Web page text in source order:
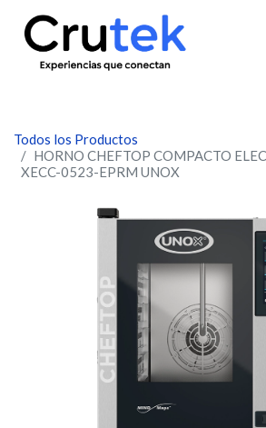
Todos los Productos
HORNO CHEFTOP COMPACTO
XECC-0523-EPRM UNOX